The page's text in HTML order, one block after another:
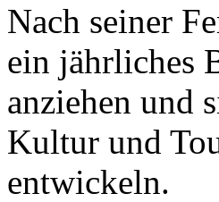
Nach seiner
ein jährliches
anziehen und
Kultur und
entwickeln.